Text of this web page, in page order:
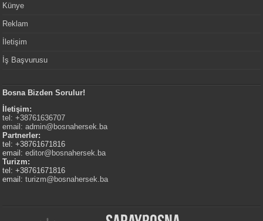
Künye
Reklam
İletişim
İş Başvurusu
Bosna Bizden Sorulur!
İletişim:
tel: +38761636707
email:admin@bosnahersek.ba
Partnerler:
tel: +38761671816
email:editor@bosnahersek.ba
Turizm:
tel: +38761671816
email:turizm@bosnahersek.ba